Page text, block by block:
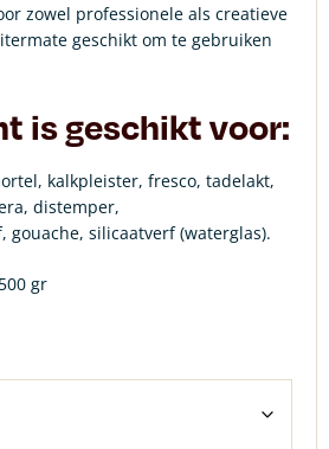
zowel professionele als creatieve
geschikt om te gebruiken
is geschikt voor:
kalkpleister, fresco, tadelakt,
distemper,
silicaatverf (waterglas).
gr